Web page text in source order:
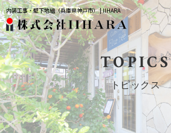
内装工事・壁下地組（兵庫県神戸市） | IIHARA
TOPICS
トピックス